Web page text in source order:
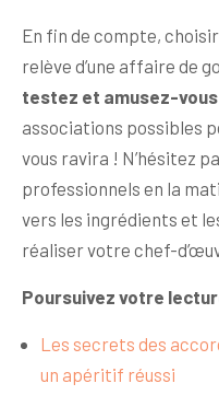
En fin de compte,
relève d’une affaire de
testez et amusez-vous
associations possibles
vous ravira ! N’hésitez
professionnels en la
vers les ingrédients et
réaliser votre chef-
Poursuivez votre
Les secrets des
un apéritif réussi